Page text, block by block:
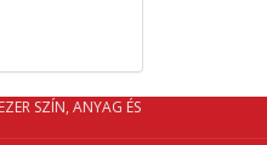
EZER SZÍN, ANYAG ÉS